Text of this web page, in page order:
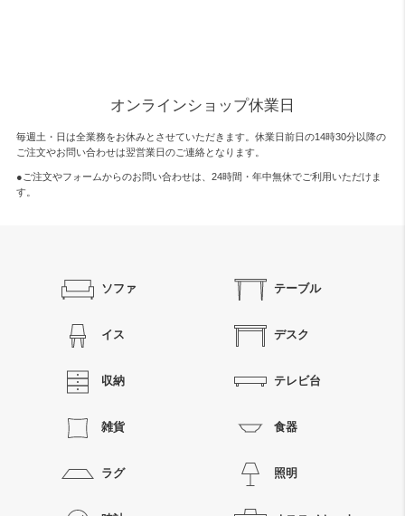
オンラインショップ休業日
毎週土・日は全業務をお休みとさせていただきます。休業日前日の14時30分以降の
ご注文やお問い合わせは翌営業日のご連絡となります。
●ご注文やフォームからのお問い合わせは、 24時間・年中無休でご利用いただけま
す。
ソファ テーブル
イス デスク
収納 テレビ台
雑貨 食器
ラグ 照明